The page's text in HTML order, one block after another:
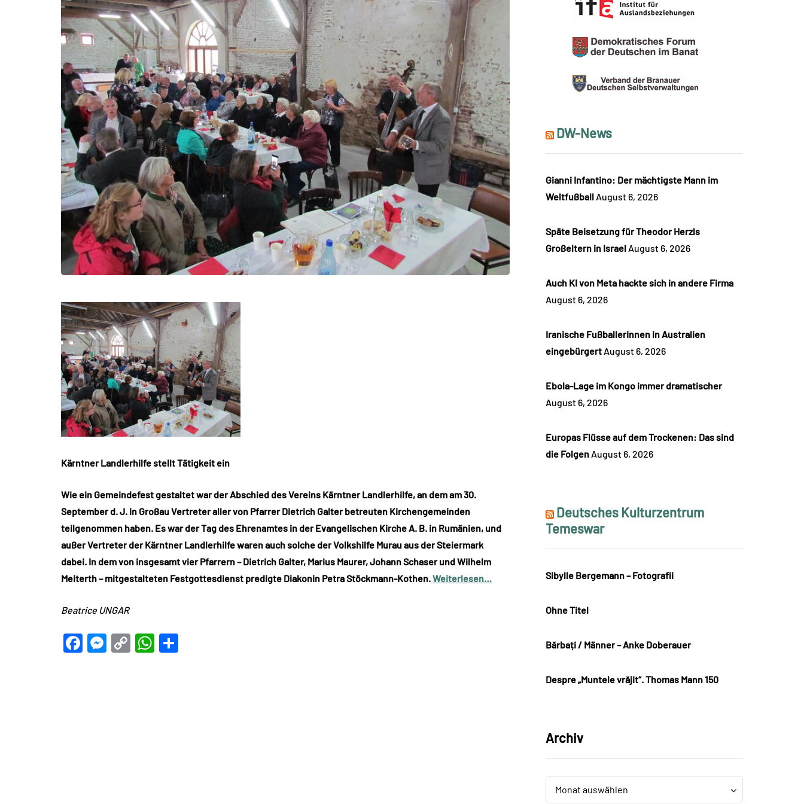
Kärntner Landlerhilfe stellt Tätigkeit ein
Wie ein Gemeindefest gestaltet war der Abschied des Vereins Kärntner Landlerhilfe, an dem am 30.
September d. J. in Großau Vertreter aller von Pfarrer Dietrich Galter betreuten Kirchengemeinden
teilgenommen haben. Es war der Tag des Ehrenamtes in der Evangelischen Kirche A. B. in Rumänien, und
außer Vertreter der Kärntner Landlerhilfe waren auch solche der Volkshilfe Murau aus der Steiermark
dabei. In dem von insgesamt vier Pfarrern – Dietrich Galter, Marius Maurer, Johann Schaser und Wilhelm
Meiterth – mitgestalteten Festgottesdienst predigte Diakonin Petra Stöckmann-Kothen.Weiterlesen…
Beatrice UNGAR
Facebook
Messenger
CopyWhatsApp
DW-News
Gianni Infantino: Der mächtigste Mann im
Weltfußball August 6, 2026
Späte Beisetzung für Theodor Herzls
Großeltern in Israel August 6, 2026
Auch KI von Meta hackte sich in andere Firma
August 6, 2026
Iranische Fußballerinnen in Australien
eingebürgert August 6, 2026
Ebola-Lage im Kongo immer dramatischer
August 6, 2026
Europas Flüsse auf dem Trockenen: Das sind
die Folgen August 6, 2026
Deutsches Kulturzentrum
Temeswar
Sibylle Bergemann – Fotografii
Ohne Titel
Bărbați / Männer – Anke Doberauer
Despre „Muntele vrăjit“. Thomas Mann 150
Archiv
Archiv
Monat auswählen
Archiv